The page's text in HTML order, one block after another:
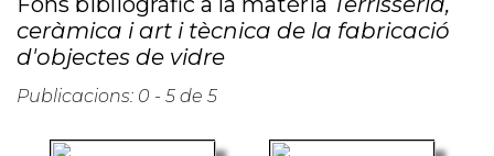
ceràmica i art i tècnica de la fabricació
d'objectes de vidre
Publicacions: 0 - 5 de 5